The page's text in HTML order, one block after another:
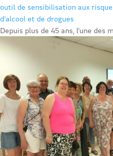
outil de sensibilisation aux
d’alcool et de drogues
Depuis plus de 45 ans, l’une des